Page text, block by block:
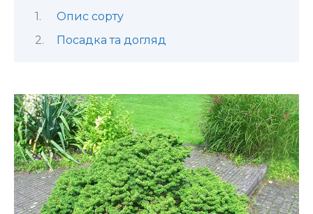
Опис сорту
Посадка та догляд